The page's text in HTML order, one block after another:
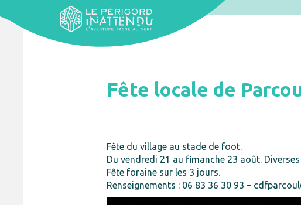
Fête locale de
Fête du village au stade de foot.
Du vendredi 21 au fimanche 23 août.
Fête foraine sur les 3 jours.
Renseignements : 06 83 36 30 93 –